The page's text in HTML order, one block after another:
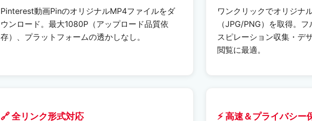
Pinterest動画PinのオリジナルMP4ファイルをダ
ウンロード。最大1080P（アップロード品質依
存）、プラットフォームの透かしなし。
ワンクリックでオリジナ
（JPG/PNG）を取得。
スピレーション収集・デ
閲覧に最適。
🔗 全リンク形式対応 ⚡ 高速＆プライバシー